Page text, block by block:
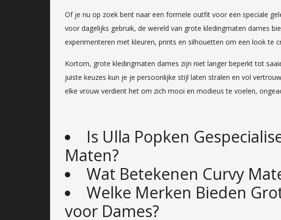
Of je nu op zoek bent naar een formele outfit voor een speciale
voor dagelijks gebruik, de wereld van grote kledingmaten dames
experimenteren met kleuren, prints en silhouetten om een look te
Kortom, grote kledingmaten dames zijn niet langer beperkt tot
juiste keuzes kun je je persoonlijke stijl laten stralen en vol
elke vrouw verdient het om zich mooi en modieus te voelen,
Is Ulla Popken
Maten?
Wat Betekenen Curvy
Welke Merken Bieden
voor Dames?